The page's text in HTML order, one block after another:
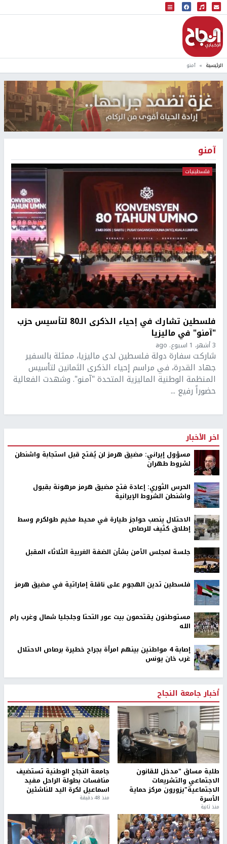
البث المباشر
إذاعة النجاح
الرئيسية آمنو
آمنو
فلسطينيات
فلسطين تشارك في إحياء الذكرى الـ80 لتأسيس حزب
"آمنو" في ماليزيا
3 أشهر، 1 اسبوع. ago
شاركت سفارة دولة فلسطين لدى ماليزيا، ممثلة بالسفير
جهاد القدرة، في مراسم إحياء الذكرى الثمانين لتأسيس
المنظمة الوطنية الماليزية المتحدة "آمنو". وشهدت الفعالية
حضوراً رفيع ...
اخر الأخبار
مسؤول إيراني: مضيق هرمز لن يُفتح قبل استجابة واشنطن
لشروط طهران
الحرس الثوري: إعادة فتح مضيق هرمز مرهونة بقبول
واشنطن الشروط الإيرانية
الاحتلال ينصب حواجز طيارة في محيط مخيم طولكرم وسط
إطلاق كثيف للرصاص
جلسة لمجلس الأمن بشأن الضفة الغربية الثلاثاء المقبل
فلسطين تدين الهجوم على ناقلة إماراتية في مضيق هرمز
مستوطنون يقتحمون بيت عور التحتا وجلجليا شمال وغرب رام
الله
إصابة 4 مواطنين بينهم امرأة بجراح خطيرة برصاص الاحتلال
غرب خان يونس
أخبار جامعة النجاح
طلبة مساق "مدخل للقانون
الاجتماعي والتشريعات
الاجتماعية"يزورون مركز حماية
الأسرة
منذ ثانية
جامعة النجاح الوطنية تستضيف
منافسات بطولة الراحل مفيد
اسماعيل لكرة اليد للناشئين
منذ 48 دقيقة